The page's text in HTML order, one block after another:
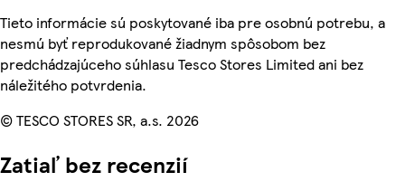
Tieto informácie sú poskytované iba pre osobnú potrebu, a
nesmú byť reprodukované žiadnym spôsobom bez
predchádzajúceho súhlasu Tesco Stores Limited ani bez
náležitého potvrdenia.
© TESCO STORES SR, a.s. 2026
Zatiaľ bez recenzií